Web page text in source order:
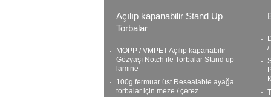
Açılıp kapanabilir Stand Up
Torbalar
MOPP / VMPET Açılıp kapanabilir
Gözyaşı Notch ile Torbalar Stand up
lamine
100g fermuar üst Resealable ayağa
torbalar için meze / çerez
/